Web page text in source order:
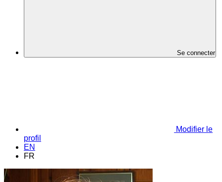
Se connecter
Modifier le
profil
EN
FR